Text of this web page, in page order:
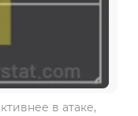
в атаке,